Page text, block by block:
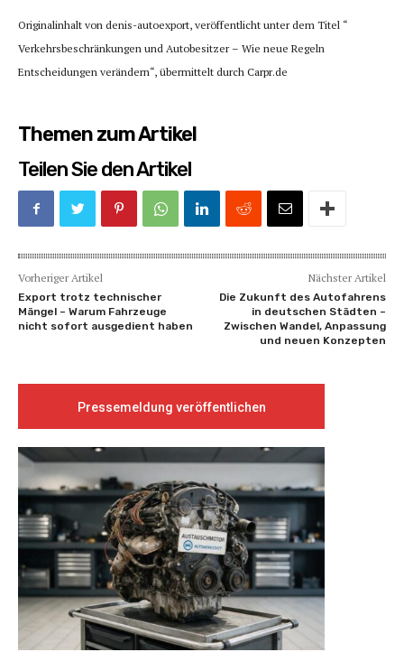
Originalinhalt von denis-autoexport, veröffentlicht unter dem Titel “
Verkehrsbeschränkungen und Autobesitzer – Wie neue Regeln
Entscheidungen verändern“, übermittelt durch Carpr.de
Themen zum Artikel
Teilen Sie den Artikel
Vorheriger Artikel
Export trotz technischer
Mängel – Warum Fahrzeuge
nicht sofort ausgedient haben
Nächster Artikel
Die Zukunft des Autofahrens
in deutschen Städten –
Zwischen Wandel, Anpassung
und neuen Konzepten
Pressemeldung veröffentlichen